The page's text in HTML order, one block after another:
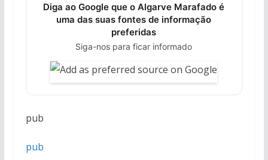
Diga ao Google que o Algarve Marafado é
uma das suas fontes de informação
preferidas
Siga-nos para ficar informado
pub
pub